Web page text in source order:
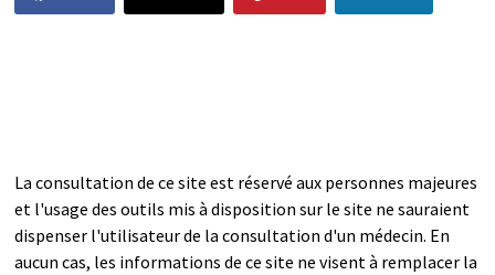
La consultation de ce site est réservé aux personnes majeures
et l'usage des outils mis à disposition sur le site ne sauraient
dispenser l'utilisateur de la consultation d'un médecin. En
aucun cas, les informations de ce site ne visent à remplacer la